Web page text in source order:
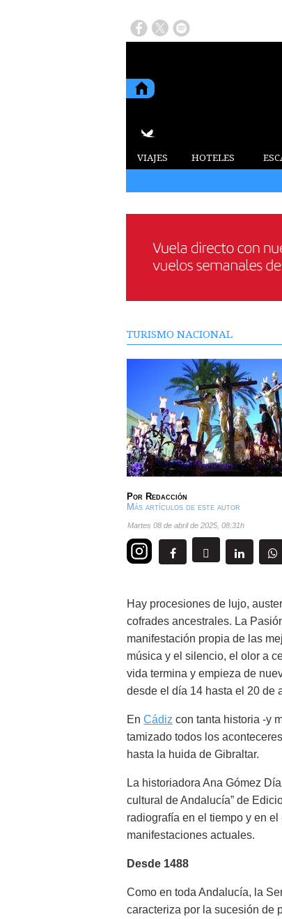
VIAJES HOTELES
TURISMO NACIONAL
Por Redacción
Más artículos de este autor
martes 08 de abril de 2025 08:31h
Hay procesiones de lujo,
cofrades ancestrales. La
manifestación propia de las
música y el silencio, el olor a
vida termina y empieza de
desde el día 14 hasta el 20 de
En Cádiz con tanta historia -y
tamizado todos los
hasta la huida de Gibraltar.
La historiadora Ana Gómez
cultural de Andalucía” de
radiografía en el tiempo y en
manifestaciones actuales.
Desde 1488
Como en toda Andalucía, la
caracteriza por la sucesión de